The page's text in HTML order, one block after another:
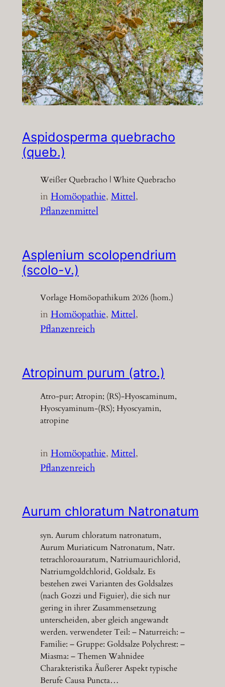
Aspidosperma quebracho
(queb.)
Weißer Quebracho | White Quebracho
inHomöopathie, Mittel
Pflanzenmittel
Asplenium scolopendrium
(scolo-v.)
Vorlage Homöopathikum 2026 (hom.)
inHomöopathie, Mittel
Pflanzenreich
Atropinum purum (atro.)
Atro-pur; Atropin; (RS)-Hyoscaminum,
Hyoscyaminum-(RS); Hyoscyamin,
atropine
inHomöopathie, Mittel
Pflanzenreich
Aurum chloratum Natronatum
syn. Aurum chloratum natronatum,
Aurum Muriaticum Natronatum, Natr.
tetrachloroauratum, Natriumaurichlorid,
Natriumgoldchlorid, Goldsalz. Es
bestehen zwei Varianten des Goldsalzes
(nach Gozzi und Figuier), die sich nur
gering in ihrer Zusammensetzung
unterscheiden, aber gleich angewandt
werden. verwendeter Teil: – Naturreich: –
Familie: – Gruppe: Goldsalze Polychrest: –
Miasma: – Themen Wahnidee
Charakteristika Äußerer Aspekt typische
Berufe Causa Puncta…